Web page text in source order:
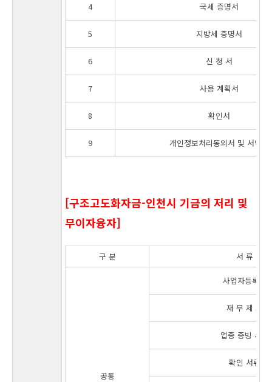
4 국세 증명서
5 지방세 증명서
6 신 청 서
7 사용 계획서
8 확인서
9 개인정보처리동의서 및 서약서
[구조고도화자금-인천시 기금의 저리 및
무이자융자]
구 분 서 류
공통
사업자등록증
재 무 제 표
업종 증빙 서류
확인 서류